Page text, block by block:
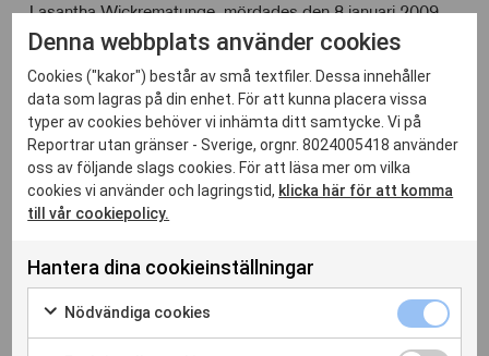
Lasantha Wickrematunge, mördades den 8 januari 2009.
Mordet utreddes aldrig ordentligt och förövaren hittades
inte, ett klart tecken på illviljan från myndigheternas sida.
Reportrar utan gränser ber dem återigen om en grundlig
utredning. Lal Wickrematunge tog över tidningens
chefsposition efter sin brors död. Nu har han själv blivit en
måltavla för skrämselförsök.
Relaterade inlägg
Denna webbplats använder cookies
Cookies ("kakor") består av små textfiler. Dessa innehåller
data som lagras på din enhet. För att kunna placera vissa
typer av cookies behöver vi inhämta ditt samtycke. Vi på
Reportrar utan gränser - Sverige, orgnr. 8024005418 använder
oss av följande slags cookies. För att läsa mer om vilka
cookies vi använder och lagringstid, klicka här för att komma
till vår cookiepolicy.
Hantera dina cookieinställningar
Nödvändiga cookies
Markera
cookies